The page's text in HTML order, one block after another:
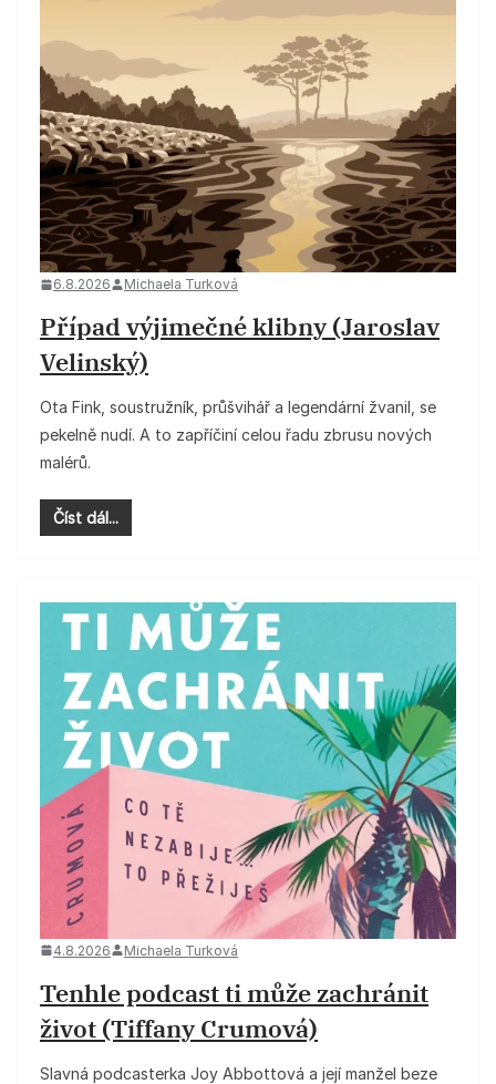
6.8.2026 Michaela Turková
Případ výjimečné klibny (Jaroslav
Velinský)
Ota Fink, soustružník, průšvihář a legendární žvanil, se
pekelně nudí. A to zapříčiní celou řadu zbrusu nových
malérů.
Číst dál...
4.8.2026 Michaela Turková
Tenhle podcast ti může zachránit
život (Tiffany Crumová)
Slavná podcasterka Joy Abbottová a její manžel beze